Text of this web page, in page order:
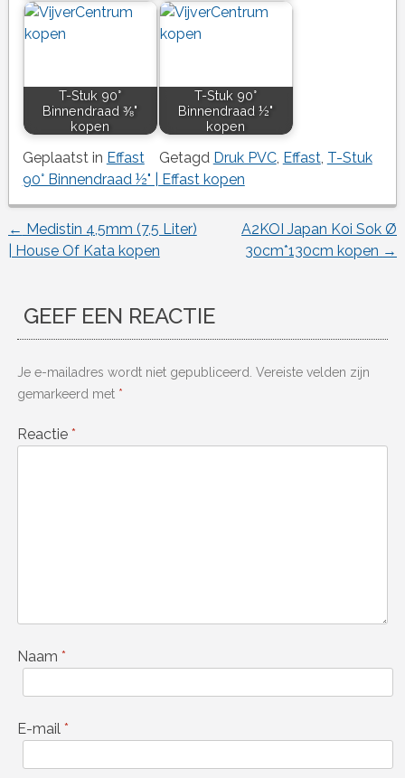
T-Stuk 90°
Binnendraad ⅜"
kopen
T-Stuk 90°
Binnendraad ½"
kopen
Geplaatst in Effast Getagd Druk PVC, Effast, T-Stuk
90° Binnendraad ½" | Effast kopen
Berichtnavigatie
← Medistin 4,5mm (7,5 Liter)
| House Of Kata kopen
A2KOI Japan Koi Sok Ø
30cm*130cm kopen →
GEEF EEN REACTIE
Je e-mailadres wordt niet gepubliceerd. Vereiste velden zijn
gemarkeerd met *
Reactie *
Naam *
E-mail *